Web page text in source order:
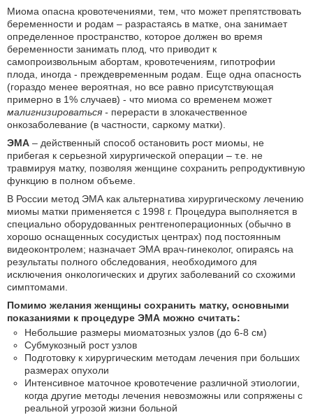
Миома опасна кровотечениями, тем, что может препятствовать
беременности и родам – разрастаясь в матке, она занимает
определенное пространство, которое должен во время
беременности занимать плод, что приводит к
самопроизвольным абортам, кровотечениям, гипотрофии
плода, иногда - преждевременным родам. Еще одна опасность
(гораздо менее вероятная, но все равно присутствующая
примерно в 1% случаев) - что миома со временем может
малигнизироваться - перерасти в злокачественное
онкозаболевание (в частности, саркому матки).
ЭМА – действенный способ остановить рост миомы, не
прибегая к серьезной хирургической операции – т.е. не
травмируя матку, позволяя женщине сохранить репродуктивную
функцию в полном объеме.
В России метод ЭМА как альтернатива хирургическому лечению
миомы матки применяется с 1998 г. Процедура выполняется в
специально оборудованных рентгеноперационных (обычно в
хорошо оснащенных сосудистых центрах) под постоянным
видеоконтролем; назначает ЭМА врач-гинеколог, опираясь на
результаты полного обследования, необходимого для
исключения онкологических и других заболеваний со схожими
симптомами.
Помимо желания женщины сохранить матку, основными
показаниями к процедуре ЭМА можно считать:
Небольшие размеры миоматозных узлов (до 6-8 см)
Субмукозный рост узлов
Подготовку к хирургическим методам лечения при больших
размерах опухоли
Интенсивное маточное кровотечение различной этиологии,
когда другие методы лечения невозможны или сопряжены с
реальной угрозой жизни больной